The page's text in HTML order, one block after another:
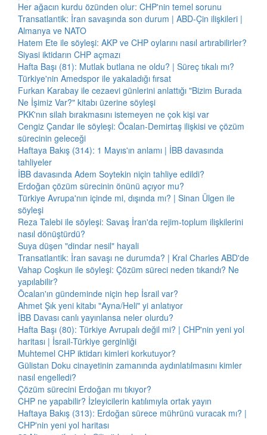
Her ağacın kurdu özünden olur: CHP'nin temel sorunu
Transatlantik: İran savaşında son durum | ABD-Çin ilişkileri |
Almanya ve NATO
Hatem Ete ile söyleşi: AKP ve CHP oylarını nasıl artırabilirler?
Siyasi iktidarın CHP açmazı
Hafta Başı (81): Mutlak butlana ne oldu? | Süreç tıkalı mı?
Türkiye'nin Amedspor ile yakaladığı fırsat
Furkan Karabay ile cezaevi günlerini anlattığı "Bizim Burada
Ne İşimiz Var?" kitabı üzerine söyleşi
PKK'nın silah bırakmasını istemeyen ne çok kişi var
Cengiz Çandar ile söyleşi: Öcalan-Demirtaş ilişkisi ve çözüm
sürecinin geleceği
Haftaya Bakış (314): 1 Mayıs'ın anlamı | İBB davasında
tahliyeler
İBB davasında Adem Soytekin niçin tahliye edildi?
Erdoğan çözüm sürecinin önünü açıyor mu?
Türkiye Avrupa'nın içinde mi, dışında mı? | Sinan Ülgen ile
söyleşi
Reza Talebi ile söyleşi: Savaş İran'da rejim-toplum ilişkilerini
nasıl dönüştürdü?
Suya düşen "dindar nesil" hayali
Transatlantik: İran savaşı ne durumda? | Kral Charles ABD'de
Vahap Coşkun ile söyleşi: Çözüm süreci neden tıkandı? Ne
yapılabilir?
Öcalan'ın gündeminde niçin hep İsrail var?
Ahmet Şık yeni kitabı "Ayna/Heli" yi anlatıyor
İBB Davası canlı yayınlansa neler olurdu?
Hafta Başı (80): Türkiye Avrupalı değil mi? | CHP'nin yeni yol
haritası | İsrail-Türkiye gerginliği
Muhtemel CHP iktidarı kimleri korkutuyor?
Gülistan Doku cinayetinin zamanında aydınlatılmasını kimler
nasıl engelledi?
Çözüm sürecini Erdoğan mı tıkıyor?
CHP ne yapabilir? İzleyicilerin katılımıyla ortak yayın
Haftaya Bakış (313): Erdoğan sürece mührünü vuracak mı? |
CHP'nin yeni yol haritası